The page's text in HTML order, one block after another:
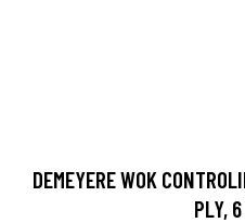
DEMEYERE WOK
PLY,